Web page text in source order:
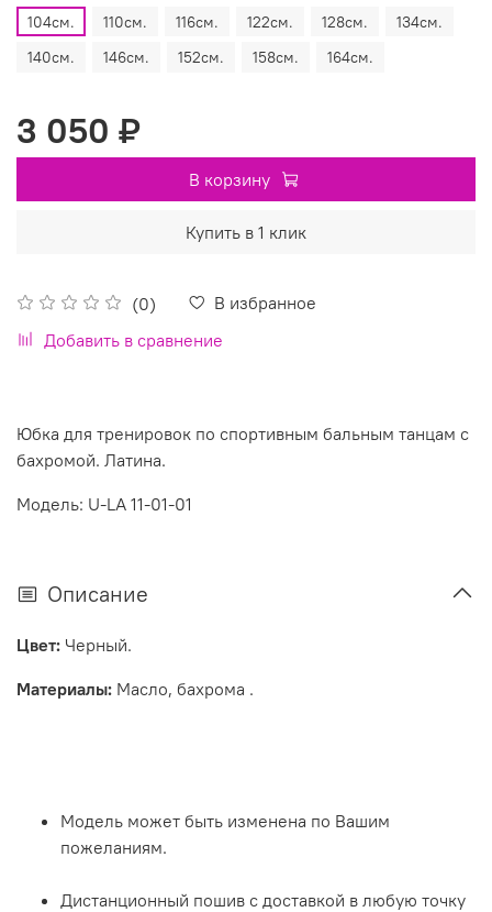
(0)
В избранное
Добавить в сравнение
104см. 110см. 116см. 122см. 128см.
134см.
140см.
146см. 152см. 158см. 164см.
3 050 ₽
В корзину
Купить в 1 клик
Юбка для тренировок по спортивным бальным танцам с
бахромой. Латина.
Модель: U-LA 11-01-01
Описание
Цвет: Черный.
Материалы: Масло, бахрома .
Модель может быть изменена по Вашим
пожеланиям.
Дистанционный пошив с доставкой в любую точку